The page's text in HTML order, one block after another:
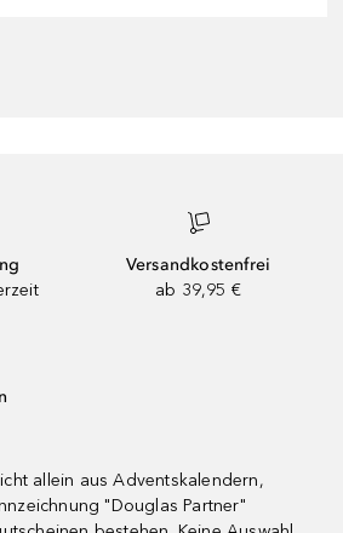
Versandkostenfrei
ab 39,95 €
allein aus Adventskalendern,
"Douglas Partner"